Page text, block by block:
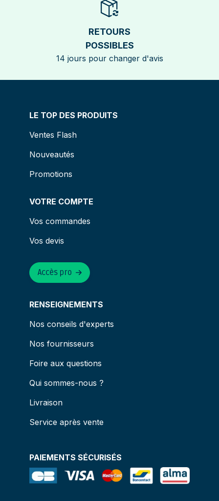
RETOURS
POSSIBLES
14 jours pour changer d'avis
LE TOP DES PRODUITS
Ventes Flash
Nouveautés
Promotions
VOTRE COMPTE
Vos commandes
Vos devis
RENSEIGNEMENTS
Nos conseils d'experts
Nos fournisseurs
Foire aux questions
Qui sommes-nous ?
Livraison
Service après vente
Accès pro
PAIEMENTS SÉCURISÉS